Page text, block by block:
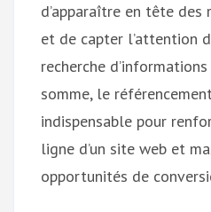
d’apparaître en tête
et de capter l’attention
recherche
somme, le
indispensable pour
ligne d’un site web et
opportunités de